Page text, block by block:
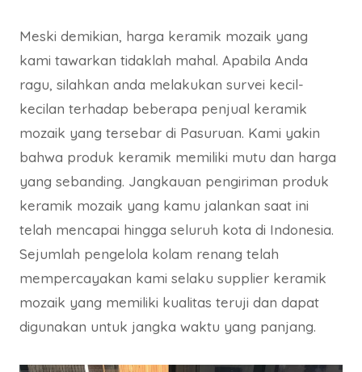
Meski demikian, harga keramik mozaik yang
kami tawarkan tidaklah mahal. Apabila Anda
ragu, silahkan anda melakukan survei kecil-
kecilan terhadap beberapa penjual keramik
mozaik yang tersebar di Pasuruan. Kami yakin
bahwa produk keramik memiliki mutu dan harga
yang sebanding. Jangkauan pengiriman produk
keramik mozaik yang kamu jalankan saat ini
telah mencapai hingga seluruh kota di Indonesia.
Sejumlah pengelola kolam renang telah
mempercayakan kami selaku supplier keramik
mozaik yang memiliki kualitas teruji dan dapat
digunakan untuk jangka waktu yang panjang.